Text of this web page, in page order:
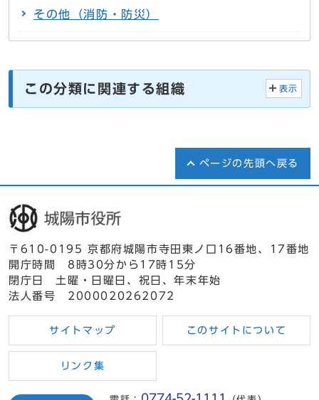
その他（消防・防災）
この分類に関連する組織 表示
ページの先頭へ戻る
〒610-0195 京都府城陽市寺田東ノ口16番地、17番地
開庁時間 8時30分から17時15分
閉庁日 土曜・日曜日、祝日、年末年始
法人番号 2000020262072
サイトマップ このサイトについて
リンク集